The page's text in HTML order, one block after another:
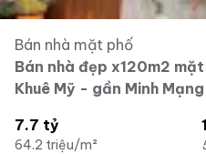
Bán nhà mặt phố
Bán nhà đẹp x120m2
Khuê Mỹ - gần Minh
7.7 tỷ
64.2 triệu/m²